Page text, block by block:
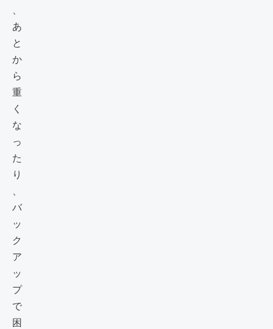
、
あ
と
か
ら
重
く
な
っ
た
り
、
バ
ッ
ク
ア
ッ
プ
で
困